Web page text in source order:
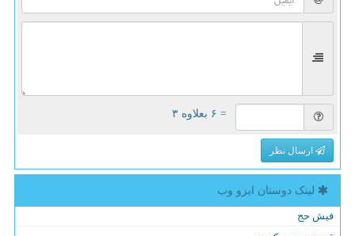
= ۶ بعلاوه ۳
ارسال نظر
لینک دوستان ایزو وب
فیش حج